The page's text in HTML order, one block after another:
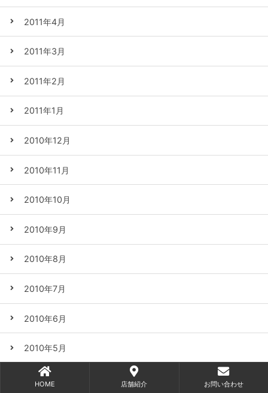
2011年4月
2011年3月
2011年2月
2011年1月
2010年12月
2010年11月
2010年10月
2010年9月
2010年8月
2010年7月
2010年6月
2010年5月
2010年4月
HOME 店舗紹介 お問い合わせ